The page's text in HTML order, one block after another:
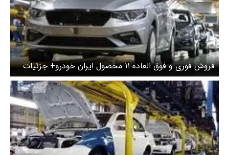
فروش فوری و فوق العاده ۱۱ محصول ایران‌ خودرو+ جزئیات